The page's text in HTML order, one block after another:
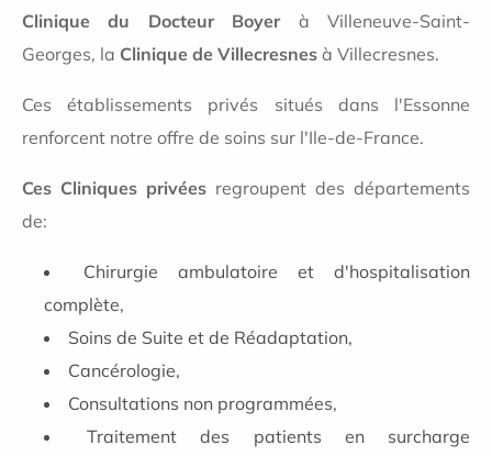
Clinique du Docteur Boyerà Villeneuve-Saint-
Georges, la Clinique de Villecresnes à Villecresnes.
Ces établissements privés situés dans l'Essonne
renforcent notre offre de soins sur l'Ile-de-France.
Ces Cliniques privées regroupent des départements
de:
Chirurgie ambulatoire et d'hospitalisation
complète,
Soins de Suite et de Réadaptation,
Cancérologie,
Consultations non programmées,
Traitement des patients en surcharge